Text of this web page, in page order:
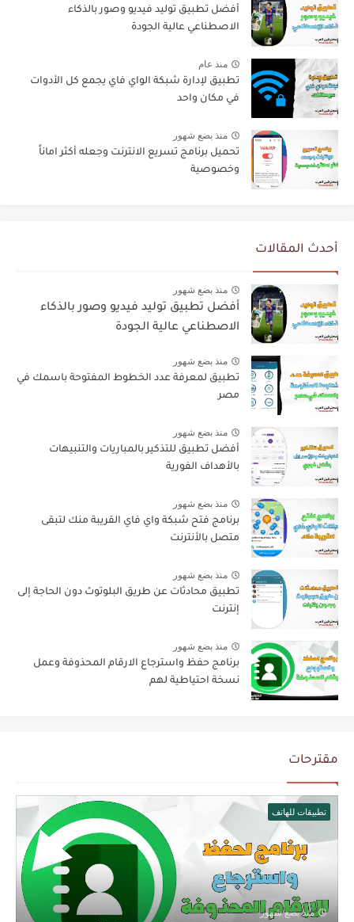
أفضل تطبيق توليد فيديو وصور بالذكاء
الاصطناعي عالية الجودة
منذ عام
تطبيق لإدارة شبكة الواي فاي يجمع كل الأدوات
في مكان واحد
منذ بضع شهور
تحميل برنامج تسريع الانترنت وجعله أكثر اماناً
وخصوصية
أحدث المقالات
منذ بضع شهور
أفضل تطبيق توليد فيديو وصور بالذكاء
الاصطناعي عالية الجودة
منذ بضع شهور
تطبيق لمعرفة عدد الخطوط المفتوحة باسمك في
مصر
منذ بضع شهور
أفضل تطبيق للتذكير بالمباريات والتنبيهات
بالأهداف الفورية
منذ بضع شهور
برنامج فتح شبكة واي فاي القريبة منك لتبقى
متصل بالأنترنت
منذ بضع شهور
تطبيق محادثات عن طريق البلوتوث دون الحاجة إلى
إنترنت
منذ بضع شهور
برنامج حفظ واسترجاع الارقام المحذوفة وعمل
نسخة احتياطية لهم
مقترحات
تطبيقات للهاتف
منذ بضع شهور